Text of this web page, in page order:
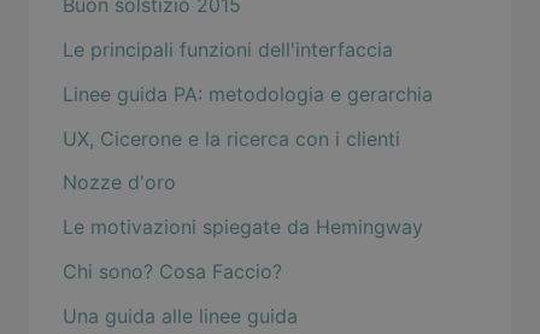
Buon solstizio 2015
Le principali funzioni dell'interfaccia
Linee guida PA: metodologia e gerarchia
UX, Cicerone e la ricerca con i clienti
Nozze d'oro
Le motivazioni spiegate da Hemingway
Chi sono? Cosa Faccio?
Una guida alle linee guida